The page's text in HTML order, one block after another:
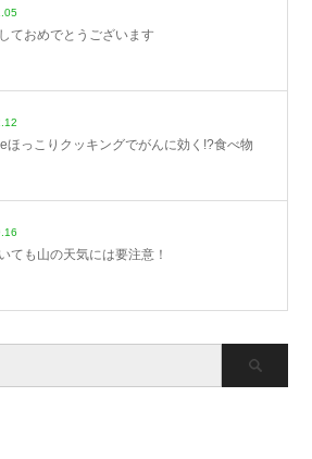
ておめでとうございます
ほっこりクッキングでがんに効く!?食べ物
ても山の天気には要注意！